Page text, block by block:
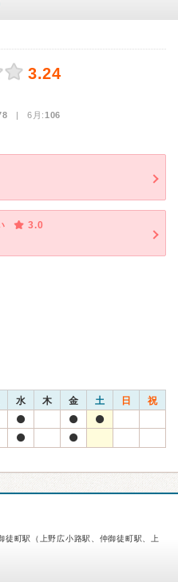
3.24
| 6月:106
3.0
水 木 金 土 日 祝
徒町駅（上野広小路駅、仲御徒町駅、上